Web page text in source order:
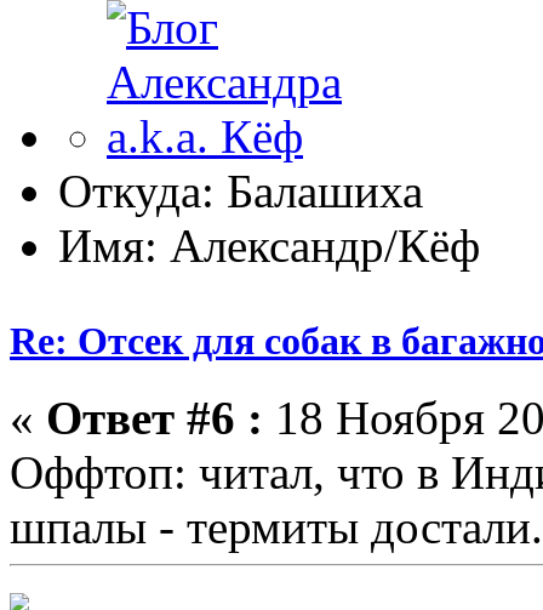
Откуда: Балашиха
Имя: Александр/Кёф
Re: Отсек для собак в
« Ответ #6 : 18 Ноября
Оффтоп: читал, что в
шпалы - термиты достали.